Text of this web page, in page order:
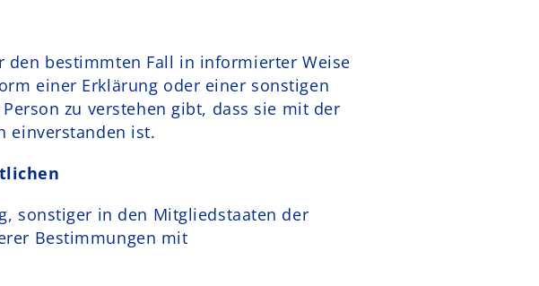
bestimmten Fall in informierter Weise
einer Erklärung oder einer sonstigen
zu verstehen gibt, dass sie mit der
einverstanden ist.
sonstiger in den Mitgliedstaaten der
Bestimmungen mit